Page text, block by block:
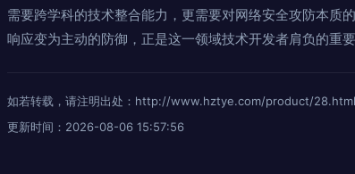
需要跨学科的技术整合能力，更需要对网络安全攻防本质
响应变为主动的防御，正是这一领域技术开发者肩负的重要
如若转载，请注明出处：http://www.hztye.com/product/28.html
更新时间：2026-08-06 15:57:56